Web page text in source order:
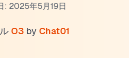
: 2025年5月19日
O3 by Chat01